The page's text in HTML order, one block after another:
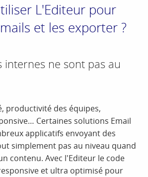
L'Editeur pour
et les exporter ?
internes ne sont pas au
productivité des équipes,
Certaines solutions Email
applicatifs envoyant des
simplement pas au niveau quand
contenu. Avec l'Editeur le code
et ultra optimisé pour